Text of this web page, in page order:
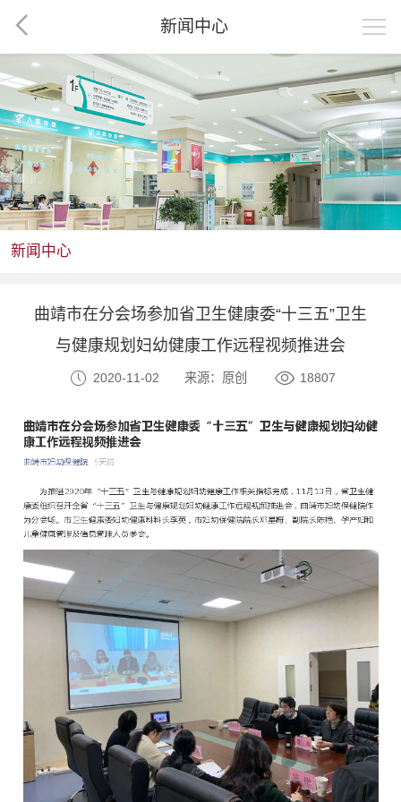
新闻中心
新闻中心
曲靖市在分会场参加省卫生健康委“十三五”卫生
与健康规划妇幼健康工作远程视频推进会
2020-11-02 来源：原创 18807